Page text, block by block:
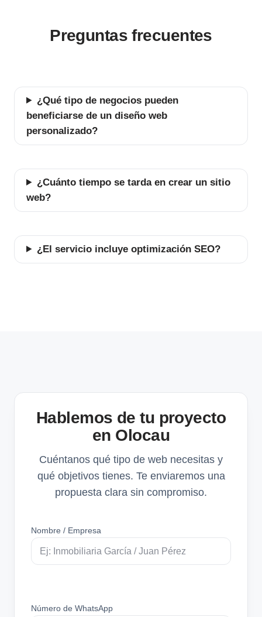
Preguntas frecuentes
¿Qué tipo de negocios pueden
beneficiarse de un diseño web
personalizado?
¿Cuánto tiempo se tarda en crear un sitio
web?
¿El servicio incluye optimización SEO?
Hablemos de tu proyecto
en Olocau
Cuéntanos qué tipo de web necesitas y
qué objetivos tienes. Te enviaremos una
propuesta clara sin compromiso.
Nombre / Empresa
Número de WhatsApp